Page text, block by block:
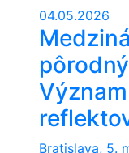
04.05.2026
Bratislava, 5.